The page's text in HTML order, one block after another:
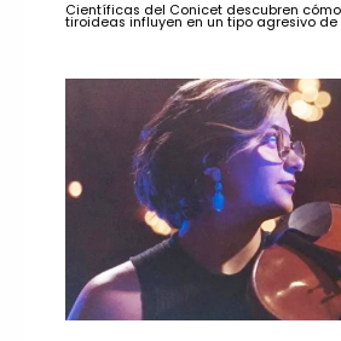
Científicas del Conicet descubren
tiroideas influyen en un tipo agresivo